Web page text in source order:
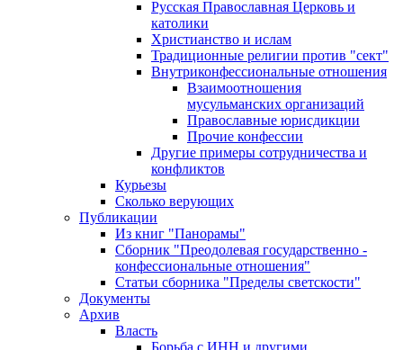
Русская Православная Церковь и
католики
Христианство и ислам
Традиционные религии против "сект"
Внутриконфессиональные отношения
Взаимоотношения
мусульманских организаций
Православные юрисдикции
Прочие конфессии
Другие примеры сотрудничества и
конфликтов
Курьезы
Сколько верующих
Публикации
Из книг "Панорамы"
Сборник "Преодолевая государственно -
конфессиональные отношения"
Статьи сборника "Пределы светскости"
Документы
Архив
Власть